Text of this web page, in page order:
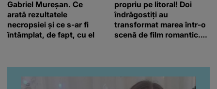
Gabriel Mureșan. Ce
arată rezultatele
necropsiei și ce s-ar fi
întâmplat, de fapt, cu el
propriu pe litoral! Doi
îndrăgostiți au
transformat marea într-o
scenă de film romantic.